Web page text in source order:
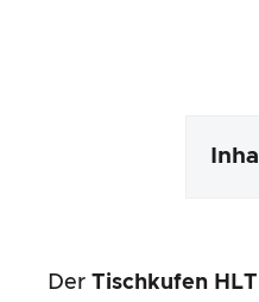
Der Tischkufen